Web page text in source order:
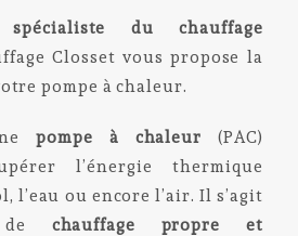
spécialiste du chauffage
Closset vous propose la
pompe à chaleur.
pompe à chaleur(PAC)
l’énergie thermique
l’eau ou encore l’air. Il s’agit
chauffage propre et